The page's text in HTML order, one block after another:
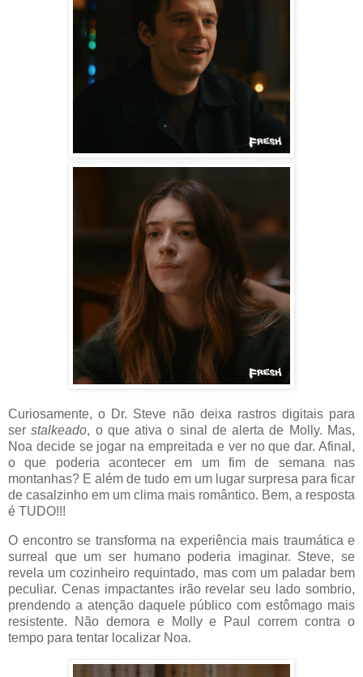
Curiosamente, o Dr. Steve não deixa rastros digitais para
serstalkeado, o que ativa o sinal de alerta de Molly. Mas,
Noa decide se jogar na empreitada e ver no que dar. Afinal,
o que poderia acontecer em um fim de semana nas
montanhas? E além de tudo em um lugar surpresa para ficar
de casalzinho em um clima mais romântico. Bem, a resposta
é TUDO!!!
O encontro se transforma na experiência mais traumática e
surreal que um ser humano poderia imaginar. Steve, se
revela um cozinheiro requintado, mas com um paladar bem
peculiar. Cenas impactantes irão revelar seu lado sombrio,
prendendo a atenção daquele público com estômago mais
resistente. Não demora e Molly e Paul correm contra o
tempo para tentar localizar Noa.